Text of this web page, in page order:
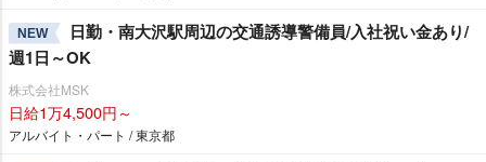
NEW
日勤・南大沢駅周辺の交通誘導警備員/入社祝い金あり/
週1日～OK
株式会社MSK
日給1万4,500円～
アルバイト・パート / 東京都